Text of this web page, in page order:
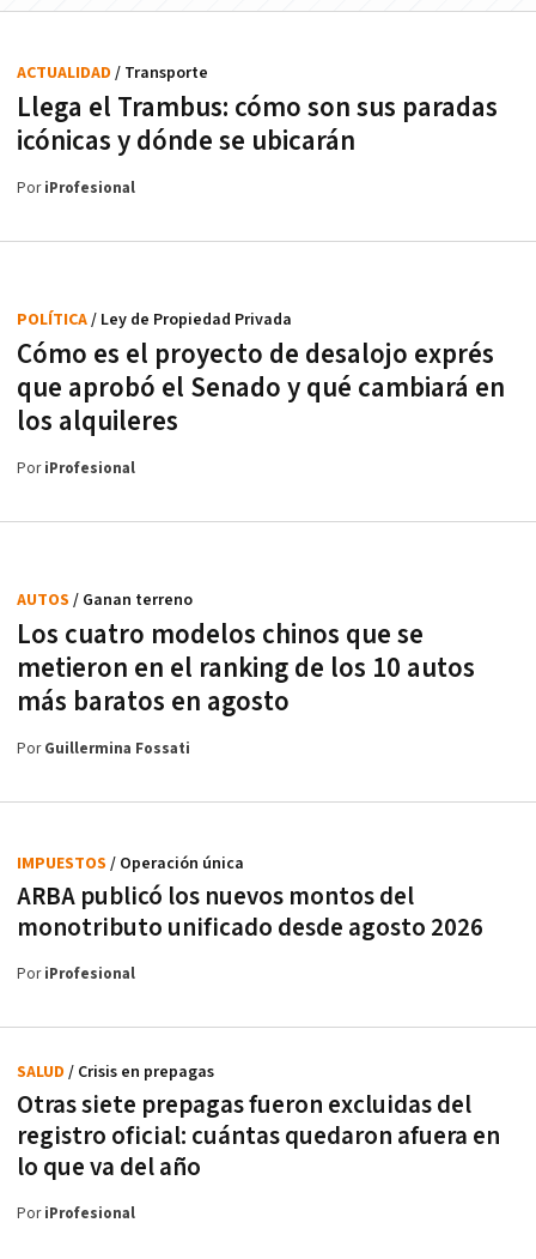
Llega el Trambus: cómo son sus paradas
icónicas y dónde se ubicarán
ACTUALIDAD / Transporte
PoriProfesional
Cómo es el proyecto de desalojo exprés
que aprobó el Senado y qué cambiará en
los alquileres
POLÍTICA/ Ley de Propiedad Privada
PoriProfesional
Los cuatro modelos chinos que se
metieron en el ranking de los 10 autos
más baratos en agosto
AUTOS / Ganan terreno
PorGuillermina Fossati
ARBA publicó los nuevos montos del
monotributo unificado desde agosto 2026
IMPUESTOS / Operación única
PoriProfesional
Otras siete prepagas fueron excluidas del
registro oficial: cuántas quedaron afuera en
lo que va del año
SALUD / Crisis en prepagas
PoriProfesional